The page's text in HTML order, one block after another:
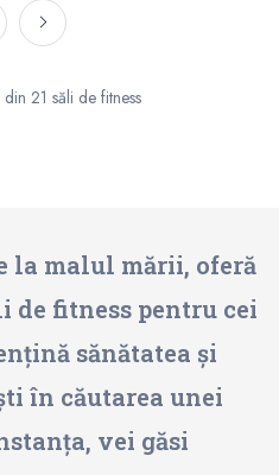
21 săli de fitness
la malul mării, oferă
de fitness pentru cei
sănătatea și
în căutarea unei
vei găsi